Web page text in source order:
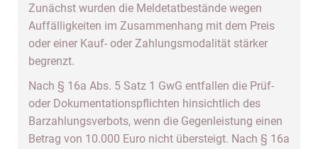
Zunächst wurden die Meldetatbestände wegen
Auffälligkeiten im Zusammenhang mit dem Preis
oder einer Kauf- oder Zahlungsmodalität stärker
begrenzt.
Nach § 16a Abs. 5 Satz 1 GwG entfallen die Prüf-
oder Dokumentationspflichten hinsichtlich des
Barzahlungsverbots, wenn die Gegenleistung einen
Betrag von 10.000 Euro nicht übersteigt. Nach § 16a